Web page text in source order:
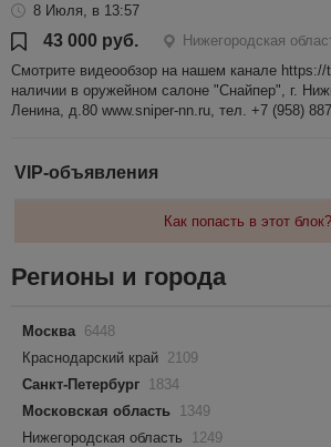
8 Июля, в 13:57
43 000 руб.
Нижегородская
Смотрите видеообзор на нашем канале
наличии в оружейном салоне "Снайпер", г.
Ленина, д.80 www.sniper-nn.ru, тел. +7 (958)
VIP-объявления
Как попасть в этот блок?
Регионы и города
Москва 6448
Краснодарский край 2109
Санкт-Петербург 1834
Московская область 1349
Нижегородская область
1249